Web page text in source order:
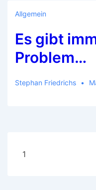
Allgemein
Es gibt
Problem…
Stephan Friedrichs
1